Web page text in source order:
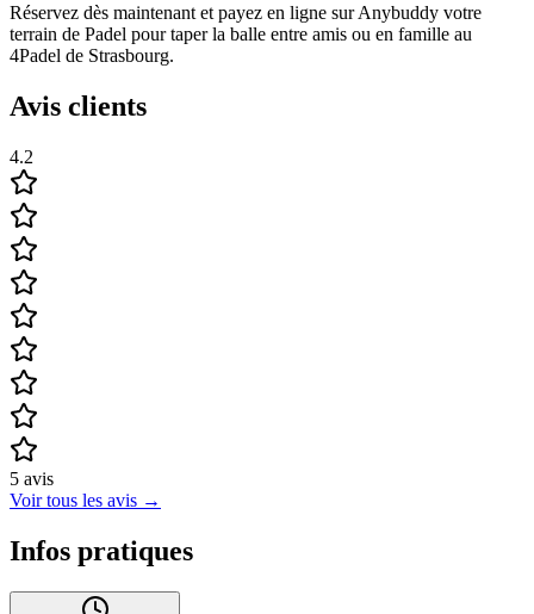
Réservez dès maintenant et payez en ligne sur Anybuddy votre
terrain de Padel pour taper la balle entre amis ou en famille au
4Padel de Strasbourg.
Avis clients
4.2
5 avis
Voir tous les avis →
Infos pratiques